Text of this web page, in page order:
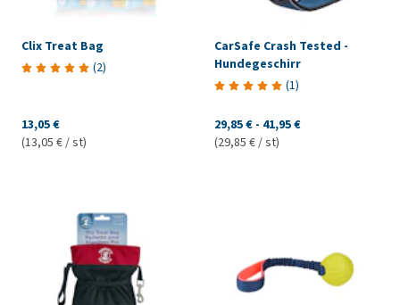
Clix Treat Bag
(2)
13,05 €
(13,05 € / st)
CarSafe Crash Tested -
Hundegeschirr
(1)
29,85 € - 41,95 €
(29,85 € / st)